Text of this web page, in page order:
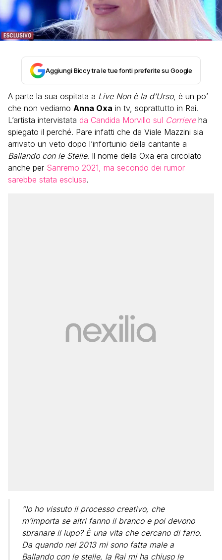
Aggiungi Biccy tra le tue fonti preferite su Google
A parte la sua ospitata a Live Non è la d’Urso, è un po’
che non vediamo Anna Oxa in tv, soprattutto in Rai.
L’artista intervistata da Candida Morvillo sul Corriereha
spiegato il perché. Pare infatti che da Viale Mazzini sia
arrivato un veto dopo l’infortunio della cantante a
Ballando con le Stelle. Il nome della Oxa era circolato
anche per Sanremo 2021, ma secondo dei rumor
sarebbe stata esclusa.
“Io ho vissuto il processo creativo, che
m’importa se altri fanno il branco e poi devono
sbranare il lupo? È una vita che cercano di farlo.
Da quando nel 2013 mi sono fatta male a
Ballando con le stelle, la Rai mi ha chiuso le